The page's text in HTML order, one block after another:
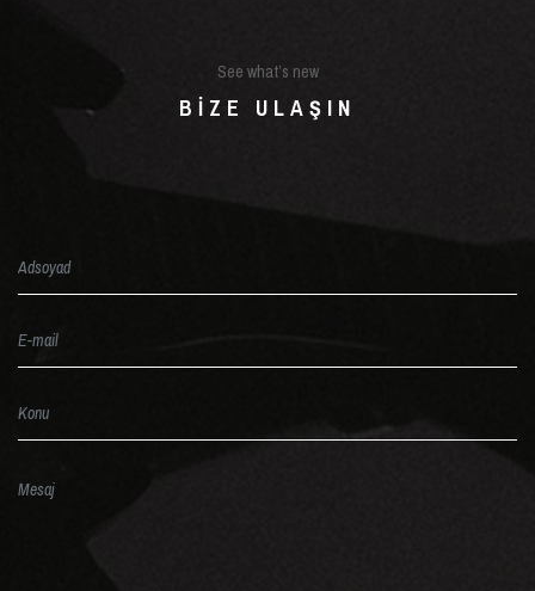
See what’s new
BIZE ULAŞIN